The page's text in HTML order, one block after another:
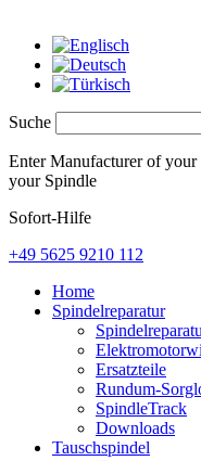
Suche
Enter Manufacturer of
your Spindle
Sofort-Hilfe
+49 5625 9210 112
Home
Spindelreparatur
Ersatzteile
Rundum-
SpindleTrack
Downloads
Tauschspindel